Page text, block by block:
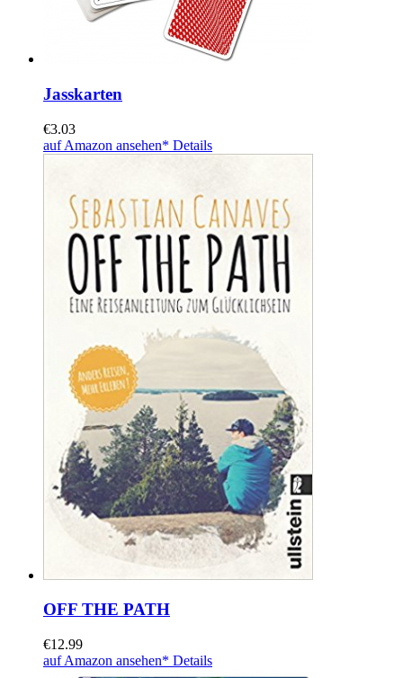
Jasskarten
€3.03
auf Amazon ansehen* Details
OFF THE PATH
€12.99
auf Amazon ansehen* Details